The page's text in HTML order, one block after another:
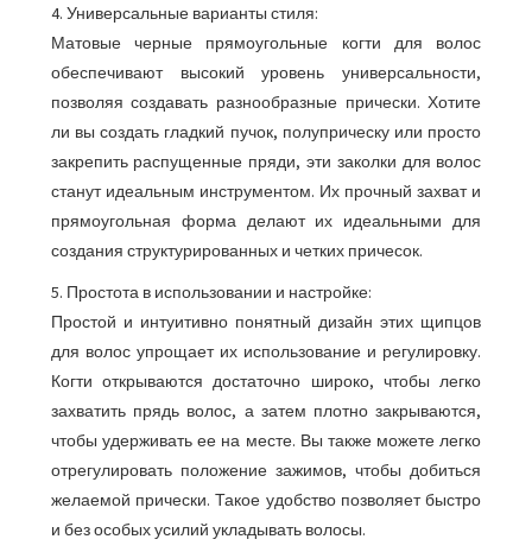
4. Универсальные варианты стиля:
Матовые черные прямоугольные когти для волос
обеспечивают высокий уровень универсальности,
позволяя создавать разнообразные прически. Хотите
ли вы создать гладкий пучок, полуприческу или просто
закрепить распущенные пряди, эти заколки для волос
станут идеальным инструментом. Их прочный захват и
прямоугольная форма делают их идеальными для
создания структурированных и четких причесок.
5. Простота в использовании и настройке:
Простой и интуитивно понятный дизайн этих щипцов
для волос упрощает их использование и регулировку.
Когти открываются достаточно широко, чтобы легко
захватить прядь волос, а затем плотно закрываются,
чтобы удерживать ее на месте. Вы также можете легко
отрегулировать положение зажимов, чтобы добиться
желаемой прически. Такое удобство позволяет быстро
и без особых усилий укладывать волосы.